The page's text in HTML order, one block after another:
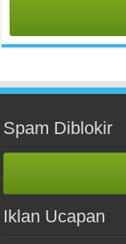
Spam Diblokir
Iklan Ucapan